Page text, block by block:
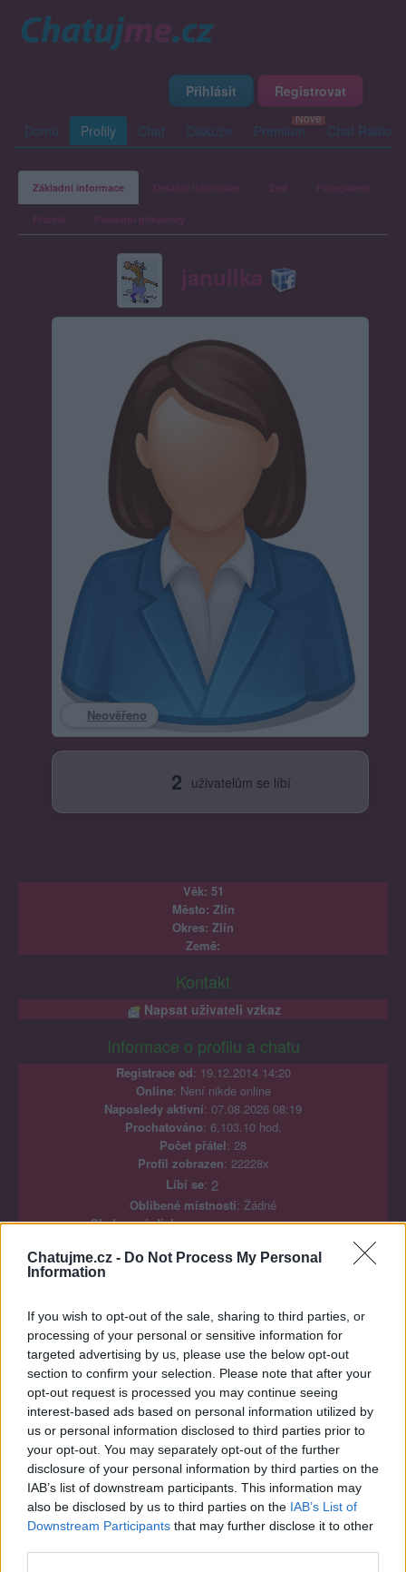
Chatujme.cz - Do Not Process My Personal
Information
If you wish to opt-out of the sale, sharing to third parties, or
processing of your personal or sensitive information for
targeted advertising by us, please use the below opt-out
section to confirm your selection. Please note that after your
opt-out request is processed you may continue seeing
interest-based ads based on personal information utilized by
us or personal information disclosed to third parties prior to
your opt-out. You may separately opt-out of the further
disclosure of your personal information by third parties on the
IAB’s list of downstream participants. This information may
also be disclosed by us to third parties on the IAB’s List of
Downstream Participants that may further disclose it to other
Přihlásit Registrovat
Domů Profily Chat Diskuze Premium Chat Rádio
Základní informace Detailní informace Zeď Fotogalerie
Přátelé Poslední příspěvky
janullka
Neověřeno
2 uživatelům se líbí
Věk: 51
Město: Zlín
Okres: Zlín
Země:
Kontakt
Napsat uživateli vzkaz
Informace o profilu a chatu
Registrace od: 19.12.2014 14:20
Online: Není nikde online
Naposledy aktivní: 07.08.2026 08:19
Prochatováno: 6,103.10 hod.
Počet přátel: 28
Profil zobrazen: 22228x
Líbí se: 2
Oblibené místnosti: Žádné
Sledované diskuze:Informace pro uživatele
Poslední 3 příspěvky na mé zdi
RPR23 (před rokem)